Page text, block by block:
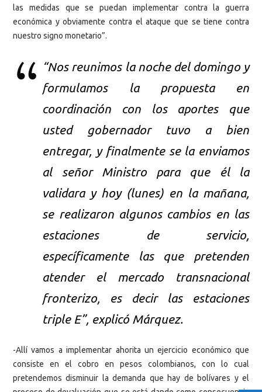
las medidas que se puedan implementar contra la guerra
económica y obviamente contra el ataque que se tiene contra
nuestro signo monetario”.
“Nos reunimos la noche del domingo y
formulamos la propuesta en
coordinación con los aportes que
usted gobernador tuvo a bien
entregar, y finalmente se la enviamos
al señor Ministro para que él la
validara y hoy (lunes) en la mañana,
se realizaron algunos cambios en las
estaciones de servicio,
específicamente las que pretenden
atender el mercado transnacional
fronterizo, es decir las estaciones
triple E”, explicó Márquez.
-Allí vamos a implementar ahorita un ejercicio económico que
consiste en el cobro en pesos colombianos, con lo cual
pretendemos disminuir la demanda que hay de bolívares y el